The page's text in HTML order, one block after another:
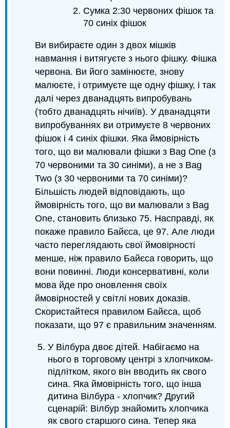
Сумка 2:30 червоних фішок та
70 синіх фішок
Ви вибираєте один з двох мішків
навмання і витягуєте з нього фішку. Фішка
червона. Ви його замінюєте, знову
малюєте, і отримуєте ще одну фішку, і так
далі через дванадцять випробувань
(тобто дванадцять нічиїв). У дванадцяти
випробуваннях ви отримуєте 8 червоних
фішок і 4 синіх фішки. Яка ймовірність
того, що ви малювали фішки з Bag One (з
70 червоними та 30 синіми), а не з Bag
Two (з 30 червоними та 70 синіми)?
Більшість людей відповідають, що
ймовірність того, що ви малювали з Bag
One, становить близько 75. Насправді, як
покаже правило Байєса, це 97. Але люди
часто переглядають свої ймовірності
менше, ніж правило Байєса говорить, що
вони повинні. Люди консервативні, коли
мова йде про оновлення своїх
ймовірностей у світлі нових доказів.
Скористайтеся правилом Байєса, щоб
показати, що 97 є правильним значенням.
У Вілбура двоє дітей. Набігаємо на
нього в торговому центрі з хлопчиком-
підлітком, якого він вводить як свого
сина. Яка ймовірність того, що інша
дитина Вілбура - хлопчик? Другий
сценарій: Вілбур знайомить хлопчика
як свого старшого сина. Тепер яка